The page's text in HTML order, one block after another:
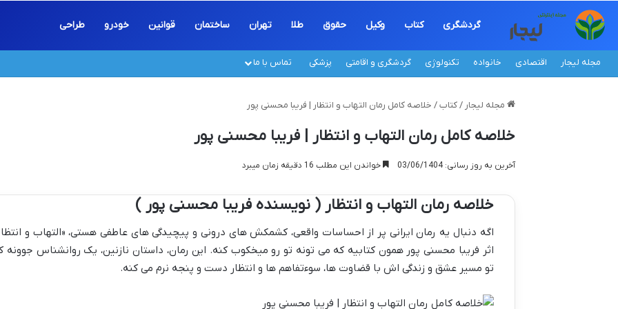
گردشگری کتاب وکیل حقوق طلا تهران ساختمان قوانین خودرو طراحی
مجله لیجار اقتصادی خانواده تکنولوژی گردشگری و اقامتی پزشکی تماس با ما
مجله لیجار / کتاب / خلاصه کامل رمان التهاب و انتظار | فریبا محسنی پور
خلاصه کامل رمان التهاب و انتظار | فریبا محسنی پور
آخرین به روز رسانی: 03/06/1404 خواندن این مطلب 16 دقیقه زمان میبرد
خلاصه رمان التهاب و انتظار ( نویسنده فریبا محسنی پور )
اگه دنبال یه رمان ایرانی پر از احساسات واقعی، کشمکش های درونی و پیچیدگی های عاطفی هستی، «التهاب و
اثر فریبا محسنی پور همون کتابیه که می تونه تو رو میخکوب کنه. این رمان، داستان نازنین، یک روانشناس جوونه
تو مسیر عشق و زندگی اش با قضاوت ها، سوءتفاهم ها و انتظار دست و پنجه نرم می کنه.